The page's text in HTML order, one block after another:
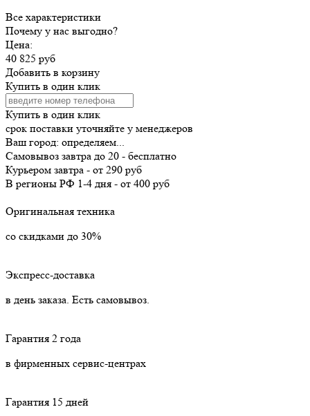
Все характеристики
Почему у нас выгодно?
Цена:
40 825 руб
Добавить в корзину
Купить в один клик
Купить в один клик
срок поставки уточняйте у менеджеров
Ваш город: определяем...
Самовывоз завтра до 20 - бесплатно
Курьером завтра - от 290 руб
В регионы РФ 1-4 дня - от 400 руб
Оригинальная техника
со скидками до 30%
Экспресс-доставка
в день заказа. Есть самовывоз.
Гарантия 2 года
в фирменных сервис-центрах
Гарантия 15 дней